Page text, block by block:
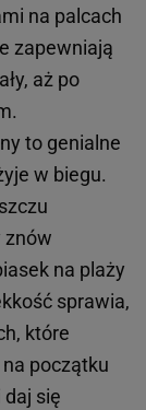
na palcach
zapewniają
aż po
to genialne
w biegu.
znów
na plaży
sprawia,
które
początku
się